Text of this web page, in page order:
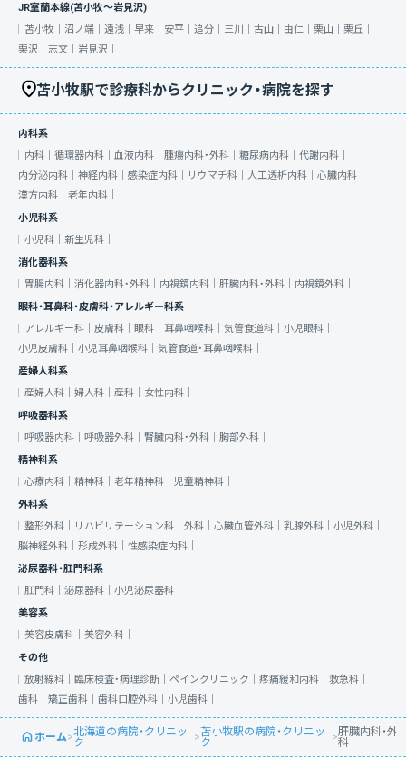
JR室蘭本線(苫小牧～岩見沢)
苫小牧｜ 沼ノ端｜ 遠浅｜ 早来｜ 安平｜ 追分｜ 三川｜ 古山｜ 由仁｜ 栗山｜ 栗丘｜
栗沢｜ 志文｜ 岩見沢｜
苫小牧駅で診療科からクリニック・病院を探す
内科系
内科｜ 循環器内科｜ 血液内科｜ 腫瘍内科・外科｜ 糖尿病内科｜ 代謝内科｜
内分泌内科｜ 神経内科｜ 感染症内科｜ リウマチ科｜ 人工透析内科｜ 心臓内科｜
漢方内科｜ 老年内科｜
小児科系
小児科｜ 新生児科｜
消化器科系
胃腸内科｜ 消化器内科・外科｜ 内視鏡内科｜ 肝臓内科・外科｜ 内視鏡外科｜
眼科・耳鼻科・皮膚科・アレルギー科系
アレルギー科｜ 皮膚科｜ 眼科｜ 耳鼻咽喉科｜ 気管食道科｜ 小児眼科｜
小児皮膚科｜ 小児耳鼻咽喉科｜ 気管食道・耳鼻咽喉科｜
産婦人科系
産婦人科｜ 婦人科｜ 産科｜ 女性内科｜
呼吸器科系
呼吸器内科｜ 呼吸器外科｜ 腎臓内科・外科｜ 胸部外科｜
精神科系
心療内科｜ 精神科｜ 老年精神科｜ 児童精神科｜
外科系
整形外科｜
リハビリテーション科｜ 外科｜ 心臓血管外科｜ 乳腺外科｜ 小児外科｜
脳神経外科｜ 形成外科｜ 性感染症内科｜
泌尿器科・肛門科系
肛門科｜ 泌尿器科｜ 小児泌尿器科｜
美容系
美容皮膚科｜ 美容外科｜
その他
放射線科｜ 臨床検査・病理診断｜ ペインクリニック｜ 疼痛緩和内科｜ 救急科｜
歯科｜ 矯正歯科｜ 歯科口腔外科｜ 小児歯科｜
ホーム>北海道の病院・クリニッ
ク
>苫小牧駅の病院・クリニッ
ク
>肝臓内科・外
科